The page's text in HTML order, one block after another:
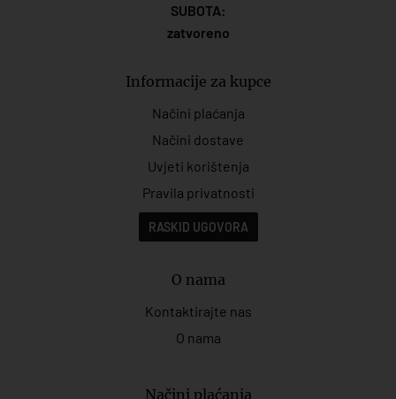
SUBOTA:
zatvoreno
Informacije za kupce
Načini plaćanja
Načini dostave
Uvjeti korištenja
Pravila privatnosti
RASKID UGOVORA
O nama
Kontaktirajte nas
O nama
Načini plaćanja